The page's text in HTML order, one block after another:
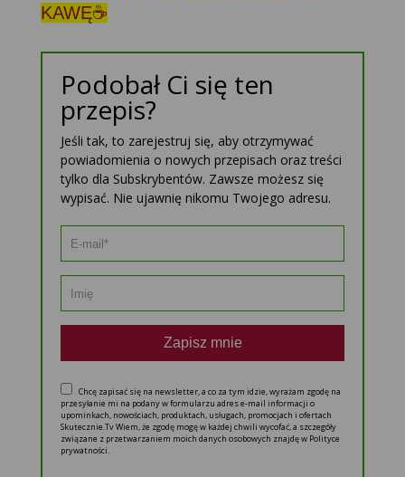
KAWĘ☕
Podobał Ci się ten
przepis?
Jeśli tak, to zarejestruj się, aby otrzymywać
powiadomienia o nowych przepisach oraz treści
tylko dla Subskrybentów. Zawsze możesz się
wypisać. Nie ujawnię nikomu Twojego adresu.
Zapisz mnie
Chcę zapisać się na newsletter, a co za tym idzie, wyrażam zgodę na
przesyłanie mi na podany w formularzu adres e-mail informacji o
upominkach, nowościach, produktach, usługach, promocjach i ofertach
Skutecznie.Tv Wiem, że zgodę mogę w każdej chwili wycofać, a szczegóły
związane z przetwarzaniem moich danych osobowych znajdę w Polityce
prywatności.